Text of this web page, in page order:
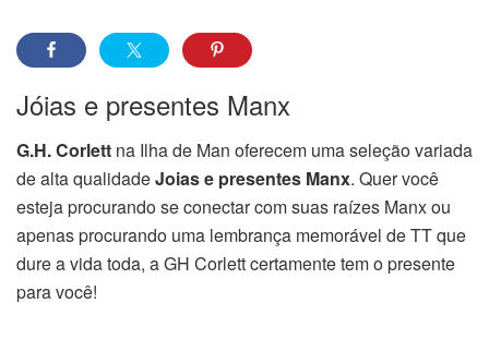
Jóias e presentes Manx
G.H. Corlett na Ilha de Man oferecem uma seleção variada
de alta qualidadeJoias e presentes Manx. Quer você
esteja procurando se conectar com suas raízes Manx ou
apenas procurando uma lembrança memorável de TT que
dure a vida toda, a GH Corlett certamente tem o presente
para você!